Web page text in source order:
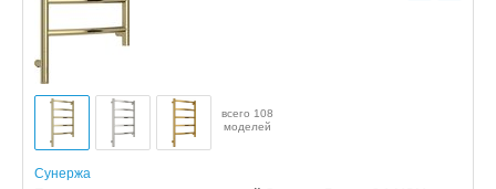
всего 108
моделей
Сунержа